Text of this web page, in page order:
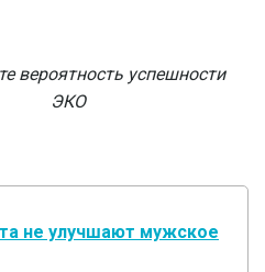
вероятность успешности
ЭКО
не улучшают мужское